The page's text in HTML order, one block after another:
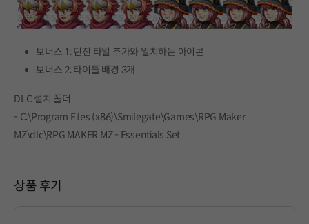
보너스 1: 던전 타일 추가와 일치하는 아이콘
보너스 2: 타이틀 배경 3개
DLC 설치 폴더
- C:\Program Files (x86)\Smilegate\Games\RPG Maker
MZ\dlc\RPG MAKER MZ - Essentials Set
상품 후기